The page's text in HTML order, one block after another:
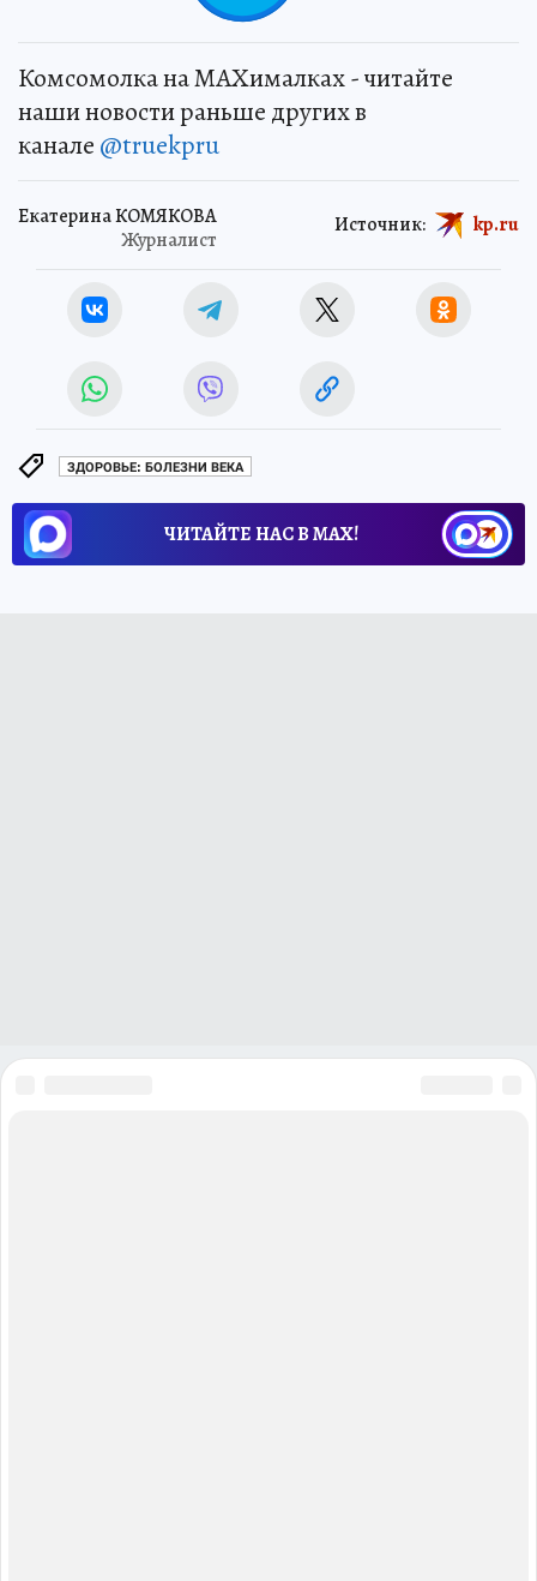
Комсомолка на MAXималках - читайте
наши новости раньше других в
канале @truekpru
Екатерина КОМЯКОВА
Журналист
Источник: kp.ru
ЗДОРОВЬЕ: БОЛЕЗНИ ВЕКА
ЧИТАЙТЕ НАС В МАХ!